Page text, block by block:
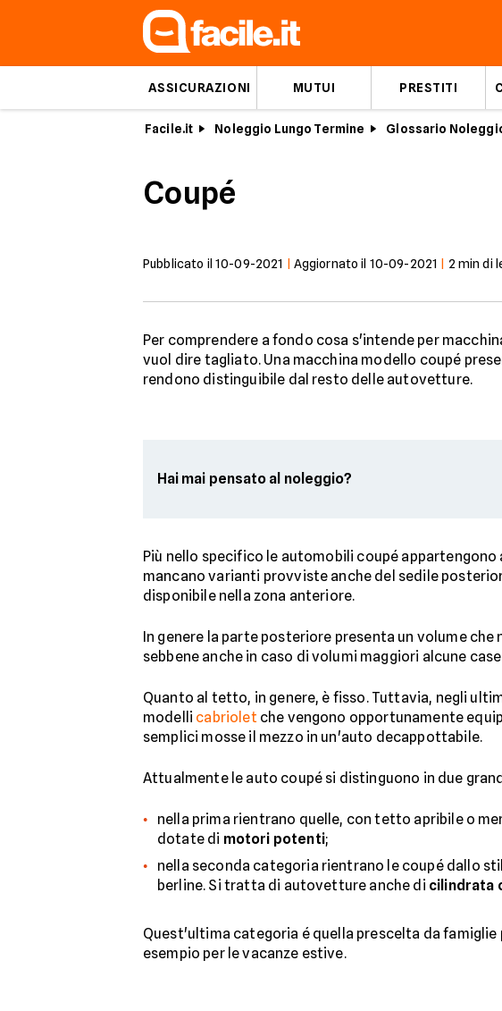
ASSICURAZIONI MUTUI PRESTITI
Facile.it Noleggio Lungo Termine Glossario
Coupé
Pubblicato il 10-09-2021 Aggiornato il 10-09-2021 2 min di
Per comprendere a fondo cosa s'intende per
vuol dire tagliato. Una macchina modello coupé
rendono distinguibile dal resto delle autovetture.
Hai mai pensato al noleggio?
Più nello specifico le automobili coupé appartengono
mancano varianti provviste anche del sedile
disponibile nella zona anteriore.
In genere la parte posteriore presenta un volume
sebbene anche in caso di volumi maggiori alcune
Quanto al tetto, in genere, è fisso. Tuttavia, negli
modelli cabriolet che vengono opportunamente
semplici mosse il mezzo in un'auto decappottabile.
Attualmente le auto coupé si distinguono in due
nella prima rientrano quelle, con tetto apribile o
dotate di motori potenti;
nella seconda categoria rientrano le coupé dallo
berline. Si tratta di autovetture anche di cilindrata
Quest'ultima categoria é quella prescelta da famiglie
esempio per le vacanze estive.